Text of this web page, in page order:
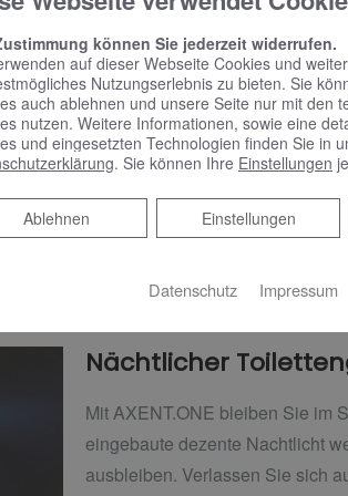
und in 5 Benutzerprofilen speichern. Für
oder Stärkeeinstellungen reicht
die Steuerung auch mittels der
Steuern Sie alle Funktionen per
Menü. Speichern Sie auf Ihrem Smart-
Sie die Grundfunktionen an Ihren
ist für iOS und Android erhältlich und eine
Nächtlicher
Mit AXENT.ONE bleiben Sie im
eingebaute dezente Nachtlicht
ausbleiben. Verlassen Sie sich
können Sie jederzeit widerrufen.
auf dieser Webseite Cookies und
Nutzungserlebnis zu bieten. Sie
auch ablehnen und unsere Seite nur mit den
nutzen. Weitere Informationen, sowie eine
und eingesetzten Technologien finden Sie in
. Sie können Ihre Einstellungen
Einstellungen
Ablehnen
Ablehnen
Datenschutz Impressum